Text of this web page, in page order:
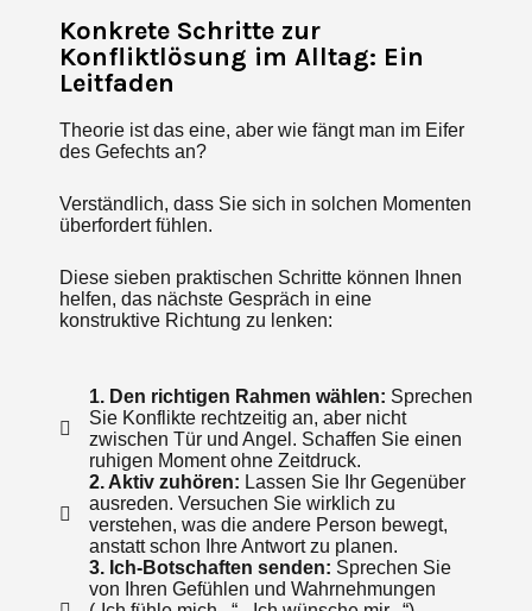
Konkrete Schritte zur
Konfliktlösung im Alltag: Ein
Leitfaden
Theorie ist das eine, aber wie fängt man im Eifer
des Gefechts an?
Verständlich, dass Sie sich in solchen Momenten
überfordert fühlen.
Diese sieben praktischen Schritte können Ihnen
helfen, das nächste Gespräch in eine
konstruktive Richtung zu lenken:
1. Den richtigen Rahmen wählen: Sprechen
Sie Konflikte rechtzeitig an, aber nicht
zwischen Tür und Angel. Schaffen Sie einen
ruhigen Moment ohne Zeitdruck.
2. Aktiv zuhören: Lassen Sie Ihr Gegenüber
ausreden. Versuchen Sie wirklich zu
verstehen, was die andere Person bewegt,
anstatt schon Ihre Antwort zu planen.
3. Ich-Botschaften senden: Sprechen Sie
von Ihren Gefühlen und Wahrnehmungen